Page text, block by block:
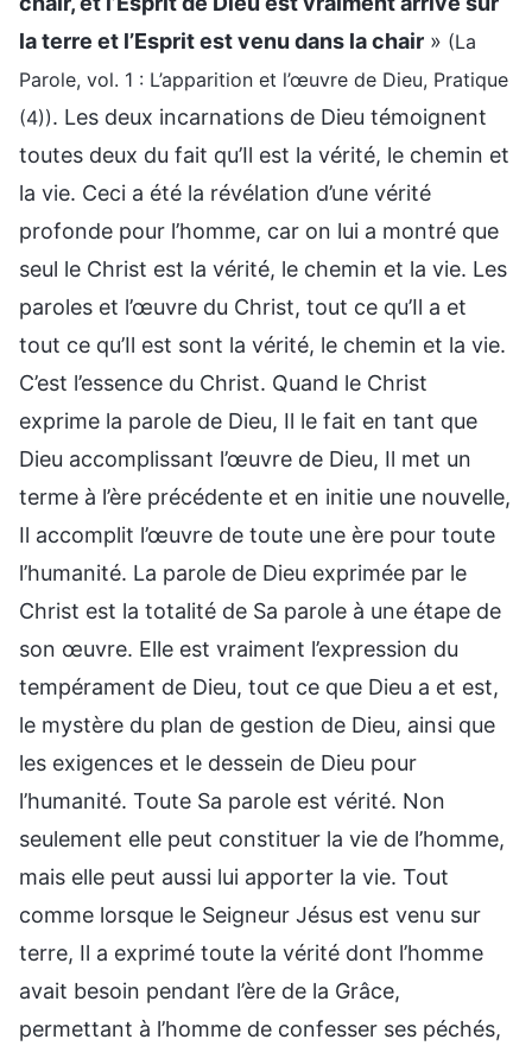
la terre et l’Esprit est venu dans la chair » (La
Parole, vol. 1 : L’apparition et l’œuvre de Dieu, Pratique
(4)). Les deux incarnations de Dieu témoignent
toutes deux du fait qu’Il est la vérité, le chemin et
la vie. Ceci a été la révélation d’une vérité
profonde pour l’homme, car on lui a montré que
seul le Christ est la vérité, le chemin et la vie. Les
paroles et l’œuvre du Christ, tout ce qu’Il a et
tout ce qu’Il est sont la vérité, le chemin et la vie.
C’est l’essence du Christ. Quand le Christ
exprime la parole de Dieu, Il le fait en tant que
Dieu accomplissant l’œuvre de Dieu, Il met un
terme à l’ère précédente et en initie une nouvelle,
Il accomplit l’œuvre de toute une ère pour toute
l’humanité. La parole de Dieu exprimée par le
Christ est la totalité de Sa parole à une étape de
son œuvre. Elle est vraiment l’expression du
tempérament de Dieu, tout ce que Dieu a et est,
le mystère du plan de gestion de Dieu, ainsi que
les exigences et le dessein de Dieu pour
l’humanité. Toute Sa parole est vérité. Non
seulement elle peut constituer la vie de l’homme,
mais elle peut aussi lui apporter la vie. Tout
comme lorsque le Seigneur Jésus est venu sur
terre, Il a exprimé toute la vérité dont l’homme
avait besoin pendant l’ère de la Grâce,
permettant à l’homme de confesser ses péchés,